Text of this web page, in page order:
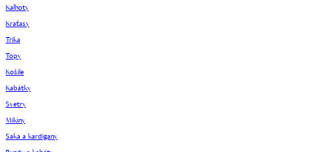
Kalhoty
Kraťasy
Trika
Topy
Košile
Kabátky
Svetry
Mikiny
Saka a kardigany